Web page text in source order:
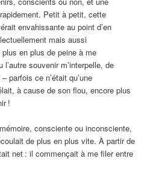
Petit à petit, cette
envahissante au point d’en
mais aussi
en plus de peine à me
l’autre souvenir m’interpelle, de
parfois ce n’était qu’une
à cause de son flou, encore plus
!
consciente ou inconsciente,
de plus en plus vite. À partir de
net : il commençait à me filer entre